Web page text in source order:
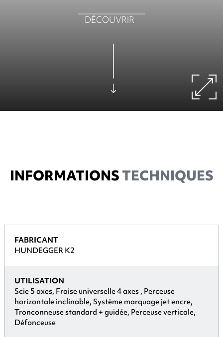
DÉCOUVRIR
INFORMATIONSTECHNIQUES
FABRICANT
HUNDEGGER K2
UTILISATION
Scie 5 axes, Fraise universelle 4 axes , Perceuse
horizontale inclinable, Système marquage jet encre,
Tronconneuse standard + guidée, Perceuse verticale,
Défonceuse